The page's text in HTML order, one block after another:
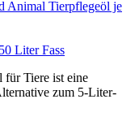
Liter Fass
für Tiere ist eine
zum 5-Liter-